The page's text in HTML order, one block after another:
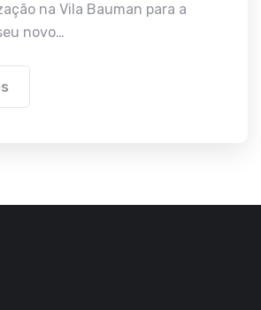
na Vila Bauman para a
novo…